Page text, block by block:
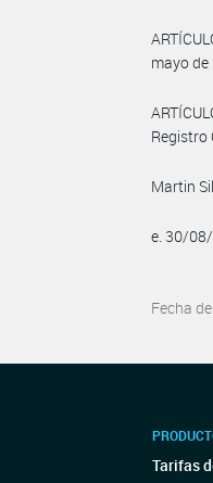
mayo de
Registro
Martin
e. 30/
Fecha
Tarifas